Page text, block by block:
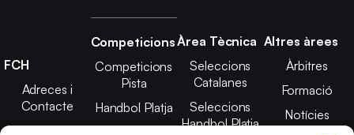
FCH
Adreces i
Contacte
Junta Directiva
Competicions
Competicions
Pista
Handbol Platja
Àrea Tècnica
Seleccions
Catalanes
Seleccions
Handbol Platja
Altres àrees
Àrbitres
Formació
Notícies